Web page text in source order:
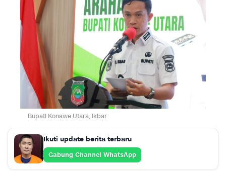
Bupati Konawe Utara, Ikbar
Ikuti update berita terbaru
Gabung Channel WhatsApp